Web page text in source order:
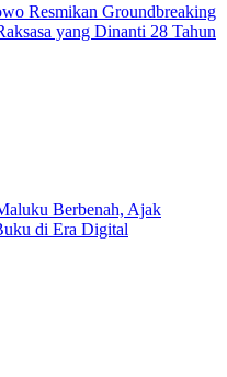
Resmikan Groundbreaking
yang Dinanti 28 Tahun
Berbenah, Ajak
di Era Digital